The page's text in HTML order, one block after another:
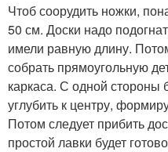
Чтоб соорудить ножки,
50 см. Доски надо
имели равную длину.
собрать прямоугольную
каркаса. С одной стороны
углубить к центру,
Потом следует прибить
простой лавки будет